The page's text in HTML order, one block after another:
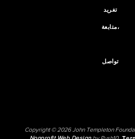
تغريد
متابعة،
تواصل
Copyright © 2026 John Templeton